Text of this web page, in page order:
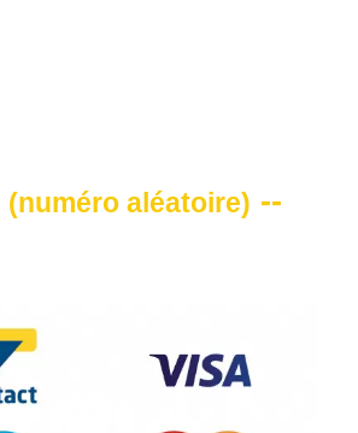
(numéro aléatoire) --